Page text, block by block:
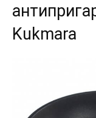
Kukmara